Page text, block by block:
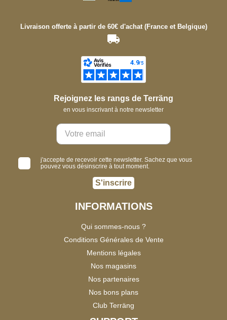
Livraison offerte à partir de 60€ d'achat (France et Belgique)
Rejoignez les rangs de Terräng
en vous inscrivant à notre newsletter
j'accepte de recevoir cette newsletter. Sachez que vous
pouvez vous désinscrire à tout moment.
S'inscrire
INFORMATIONS
Qui sommes-nous ?
Conditions Générales de Vente
Mentions légales
Nos magasins
Nos partenaires
Nos bons plans
Club Terräng